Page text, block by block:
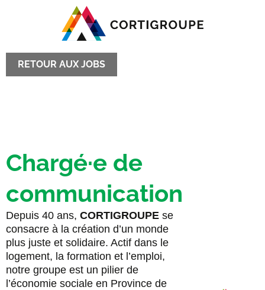
RETOUR AUX JOBS
Chargé·e de
communication
Depuis 40 ans, CORTIGROUPE se
consacre à la création d’un monde
plus juste et solidaire. Actif dans le
logement, la formation et l’emploi,
notre groupe est un pilier de
l’économie sociale en Province de